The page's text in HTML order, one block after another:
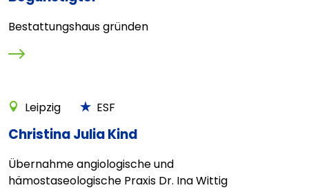
Bestattungshaus gründen
Leipzig ESF
Christina Julia Kind
Übernahme angiologische und
hämostaseologische Praxis Dr. Ina Wittig